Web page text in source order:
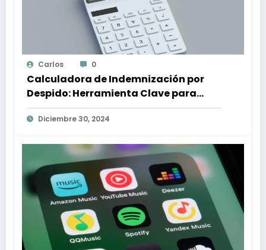
Carlos 0
Calculadora de Indemnización por
Despido: Herramienta Clave para
Proteger tus Derechos Laborales
Diciembre 30, 2024